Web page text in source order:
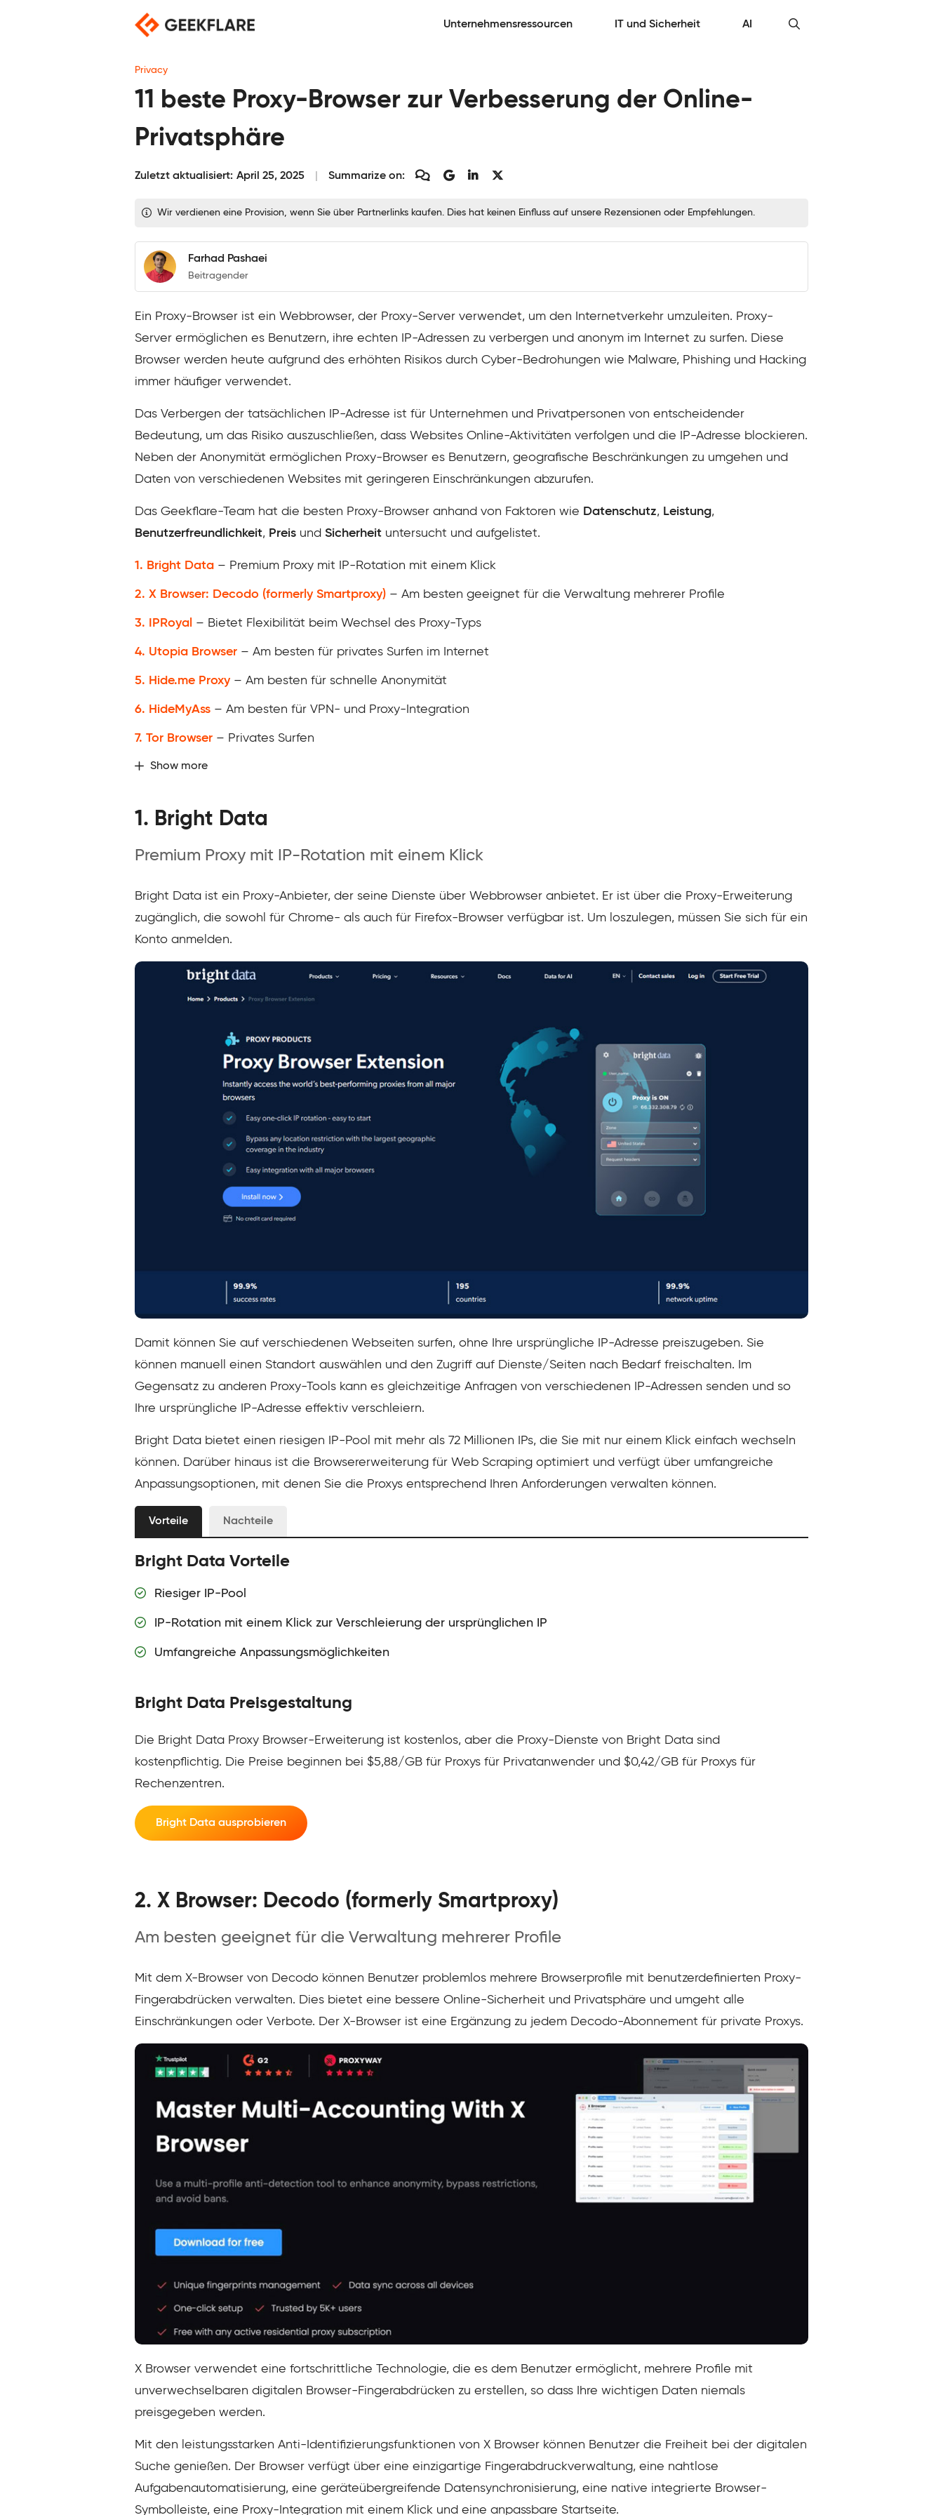
Unternehmensressourcen IT und Sicherheit AI
Privacy
11 beste Proxy-Browser zur Verbesserung der Online-
Privatsphäre
Zuletzt aktualisiert: April 25, 2025 Summarize on:
Wir verdienen eine Provision, wenn Sie über Partnerlinks kaufen. Dies hat keinen Einfluss auf unsere Rezensionen oder Empfehlungen.
Farhad Pashaei
Beitragender
Ein Proxy-Browser ist ein Webbrowser, der Proxy-Server verwendet, um den Internetverkehr umzuleiten. Proxy-
Server ermöglichen es Benutzern, ihre echten IP-Adressen zu verbergen und anonym im Internet zu surfen. Diese
Browser werden heute aufgrund des erhöhten Risikos durch Cyber-Bedrohungen wie Malware, Phishing und Hacking
immer häufiger verwendet.
Das Verbergen der tatsächlichen IP-Adresse ist für Unternehmen und Privatpersonen von entscheidender
Bedeutung, um das Risiko auszuschließen, dass Websites Online-Aktivitäten verfolgen und die IP-Adresse blockieren.
Neben der Anonymität ermöglichen Proxy-Browser es Benutzern, geografische Beschränkungen zu umgehen und
Daten von verschiedenen Websites mit geringeren Einschränkungen abzurufen.
Das Geekflare-Team hat die besten Proxy-Browser anhand von Faktoren wie Datenschutz, Leistung,
Benutzerfreundlichkeit, Preis und Sicherheit untersucht und aufgelistet.
1. Bright Data – Premium Proxy mit IP-Rotation mit einem Klick
2. X Browser: Decodo (formerly Smartproxy) – Am besten geeignet für die Verwaltung mehrerer Profile
3. IPRoyal – Bietet Flexibilität beim Wechsel des Proxy-Typs
4. Utopia Browser – Am besten für privates Surfen im Internet
5. Hide.me Proxy– Am besten für schnelle Anonymität
6. HideMyAss – Am besten für VPN- und Proxy-Integration
7. Tor Browser – Privates Surfen
Show more
1. Bright Data
Premium Proxy mit IP-Rotation mit einem Klick
Bright Data ist ein Proxy-Anbieter, der seine Dienste über Webbrowser anbietet. Er ist über die Proxy-Erweiterung
zugänglich, die sowohl für Chrome- als auch für Firefox-Browser verfügbar ist. Um loszulegen, müssen Sie sich für ein
Konto anmelden.
Damit können Sie auf verschiedenen Webseiten surfen, ohne Ihre ursprüngliche IP-Adresse preiszugeben. Sie
können manuell einen Standort auswählen und den Zugriff auf Dienste/Seiten nach Bedarf freischalten. Im
Gegensatz zu anderen Proxy-Tools kann es gleichzeitige Anfragen von verschiedenen IP-Adressen senden und so
Ihre ursprüngliche IP-Adresse effektiv verschleiern.
Bright Data bietet einen riesigen IP-Pool mit mehr als 72 Millionen IPs, die Sie mit nur einem Klick einfach wechseln
können. Darüber hinaus ist die Browsererweiterung für Web Scraping optimiert und verfügt über umfangreiche
Anpassungsoptionen, mit denen Sie die Proxys entsprechend Ihren Anforderungen verwalten können.
Vorteile Nachteile
Bright Data Vorteile
Riesiger IP-Pool
IP-Rotation mit einem Klick zur Verschleierung der ursprünglichen IP
Umfangreiche Anpassungsmöglichkeiten
Bright Data Preisgestaltung
Die Bright Data Proxy Browser-Erweiterung ist kostenlos, aber die Proxy-Dienste von Bright Data sind
kostenpflichtig. Die Preise beginnen bei $5,88/GB für Proxys für Privatanwender und $0,42/GB für Proxys für
Rechenzentren.
Bright Data ausprobieren
2. X Browser: Decodo (formerly Smartproxy)
Am besten geeignet für die Verwaltung mehrerer Profile
Mit dem X-Browser von Decodo können Benutzer problemlos mehrere Browserprofile mit benutzerdefinierten Proxy-
Fingerabdrücken verwalten. Dies bietet eine bessere Online-Sicherheit und Privatsphäre und umgeht alle
Einschränkungen oder Verbote. Der X-Browser ist eine Ergänzung zu jedem Decodo-Abonnement für private Proxys.
X Browser verwendet eine fortschrittliche Technologie, die es dem Benutzer ermöglicht, mehrere Profile mit
unverwechselbaren digitalen Browser-Fingerabdrücken zu erstellen, so dass Ihre wichtigen Daten niemals
preisgegeben werden.
Mit den leistungsstarken Anti-Identifizierungsfunktionen von X Browser können Benutzer die Freiheit bei der digitalen
Suche genießen. Der Browser verfügt über eine einzigartige Fingerabdruckverwaltung, eine nahtlose
Aufgabenautomatisierung, eine geräteübergreifende Datensynchronisierung, eine native integrierte Browser-
Symbolleiste, eine Proxy-Integration mit einem Klick und eine anpassbare Startseite.